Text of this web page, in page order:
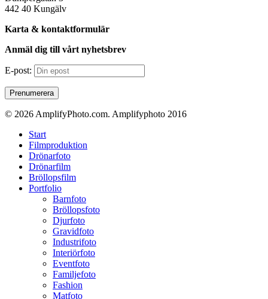
442 40 Kungälv
Karta & kontaktformulär
Anmäl dig till vårt nyhetsbrev
E-post:
© 2026 AmplifyPhoto.com. Amplifyphoto 2016
Close
Menu
Start
Filmproduktion
Drönarfoto
Drönarfilm
Bröllopsfilm
Portfolio
Barnfoto
Bröllopsfoto
Djurfoto
Gravidfoto
Industrifoto
Interiörfoto
Eventfoto
Familjefoto
Fashion
Matfoto